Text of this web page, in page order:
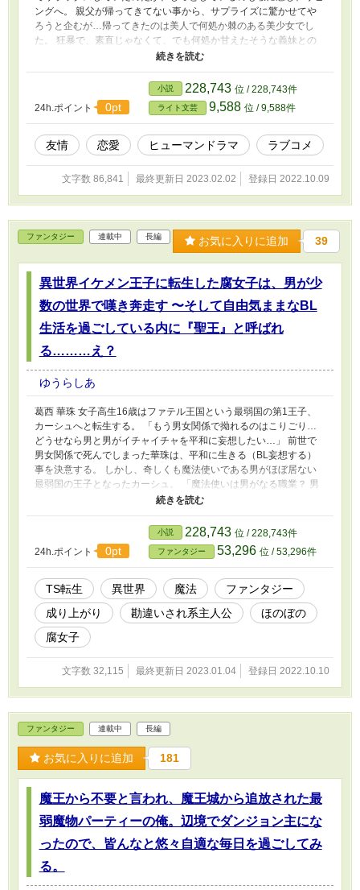
ングへ。 親父が帰ってきてない事から、サプライズに驚かせてや
ろうと企むが…帰ってきたのは美人で何処か棘のある美少女でし
た。 狂暴で、素直じゃなくて、でも何処か甘えたそうな義妹との
焦ったい生活が始まる。 ゆっくり進展していきます。 ※面白いと
思ったらお気に入り宜しくお願いしますm(_ _)mなろう、カクヨム
24h.ポイント 0pt
小説 228,743 位 / 228,743件
ライト文芸 9,588 位 / 9,588件
友情 恋愛 ヒューマンドラマ ラブコメ
文字数 86,841 最終更新日 2023.02.02 登録日 2022.10.09
ファンタジー 連載中 長編 お気に入りに追加 39
異世界イケメン王子に転生した腐女子は、男が少
数の世界で嘆き奔走す 〜そして自由気ままなBL
生活を過ごしている内に『聖王』と呼ばれ
る………え？
ゆうらしあ
葛西 華珠 女子高生16歳はファテル王国という最弱国の第1王子、
カーシュへと転生する。 「もう男女関係で拗れるのはこりごり…
どうせなら男と男がイチャイチャを平和に妄想したい…」 前世で
男女関係で死んでしまった華珠は、平和に生きる（BL妄想する）
事を決意する。 しかし、奇しくも魔法使いである男がほぼ居ない
最弱国の王子となったカーシュ。 「魔法使いは男がなる職業？ 男
がウチの国にはほぼ居ない！？ そんなのBL化出来ないじゃ
ん！！」 カーシュは自分の欲望の為に動き出す。 男がウチの国に
来るにはどうすればいいのか。男が来たくなる国を作る。 国を良
くする為動くと、最弱国と呼ばれる国だからこそ麒麟児だと祭り上
げられ、有名人になり、美少年の容姿も相まって沢山の貴族達から
求婚されて？ 「私が結婚！？ 結婚は人生の墓場！！ 私は平和にBL
化出来てたらそれで良いの！！」 カーシュは国にギャンブル街を
作り、風俗街を作り、下水を整備したりする。 そして、多くの国
民に慕われ、聖王と呼ばれる様になる。 これは美少年（腐女子）
による、自分安全世界平和BL化計画の第一歩。 国を最弱から最強
へ、国民に男を増やすが免疫が無い為何も話さず、BL妄想をして
鼻を膨らます、そんなイケメン王子のスローライフ。 ※気楽に、
頭を空っぽにして読んで頂けると幸いです(￣^￣)ゞ
24h.ポイント 0pt
小説 228,743 位 / 228,743件
ファンタジー 53,296 位 / 53,296件
TS転生 異世界 魔法
ファンタジー
成り上がり
勘違いされ系主人公
ほのぼの
腐女子
文字数 32,115 最終更新日 2023.01.04 登録日 2022.10.10
ファンタジー 連載中 長編
お気に入りに追加 181
魔王から不要と言われ、魔王城から追放された最
弱魔物パーティーの俺。辺境でダンジョン主にな
ったので、皆んなと悠々自適な毎日を過ごしてみ
る。